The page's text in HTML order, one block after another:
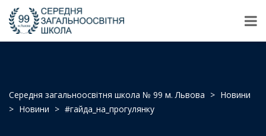
Середня загальноосвітня школа № 99 м. Львова > Новини
> Новини > #гайда_на_прогулянку